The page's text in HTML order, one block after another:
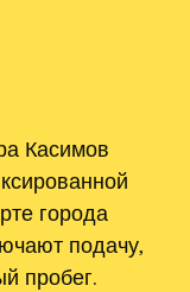
Касимов
города
подачу,
пробег.